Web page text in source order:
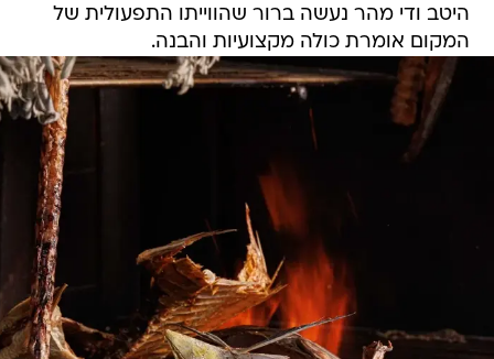
היטב ודי מהר נעשה ברור שהווייתו התפעולית של
המקום אומרת כולה מקצועיות והבנה.